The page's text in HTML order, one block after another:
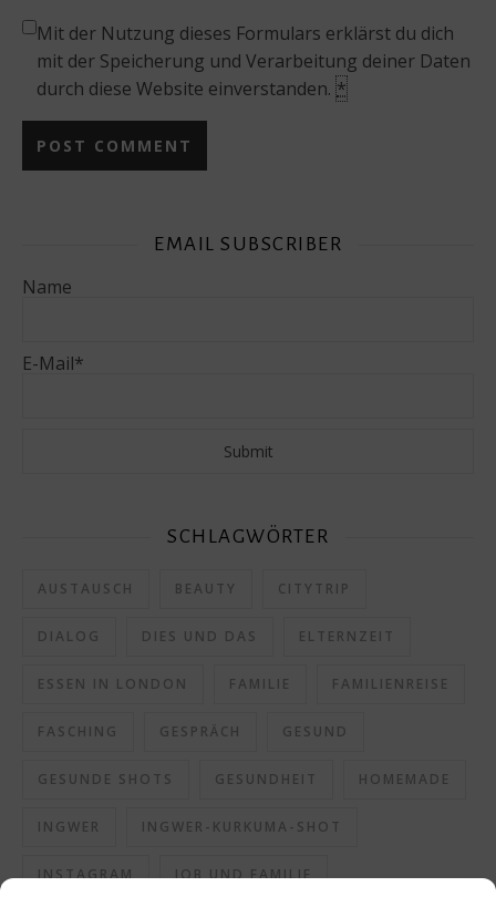
Mit der Nutzung dieses Formulars erklärst du dich
mit der Speicherung und Verarbeitung deiner Daten
durch diese Website einverstanden. *
EMAIL SUBSCRIBER
Name
E-Mail*
SCHLAGWÖRTER
AUSTAUSCH BEAUTY CITYTRIP
DIALOG DIES UND DAS ELTERNZEIT
ESSEN IN LONDON FAMILIE FAMILIENREISE
FASCHING GESPRÄCH GESUND
GESUNDE SHOTS GESUNDHEIT HOMEMADE
INGWER INGWER-KURKUMA-SHOT
INSTAGRAM JOB UND FAMILIE